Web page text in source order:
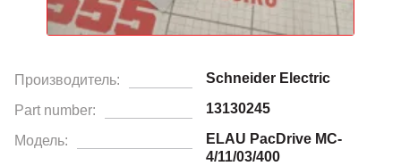
Производитель: Schneider Electric
Part number: 13130245
Модель:
ELAU PacDrive MC-
4/11/03/400